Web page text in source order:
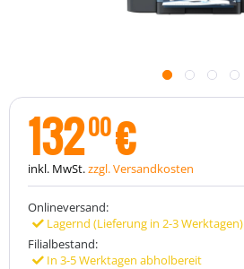
13200€
inkl. MwSt.zzgl. Versandkosten
Onlineversand:
Lagernd (Lieferung in 2-3 Werktagen)
Filialbestand:
In 3-5 Werktagen abholbereit